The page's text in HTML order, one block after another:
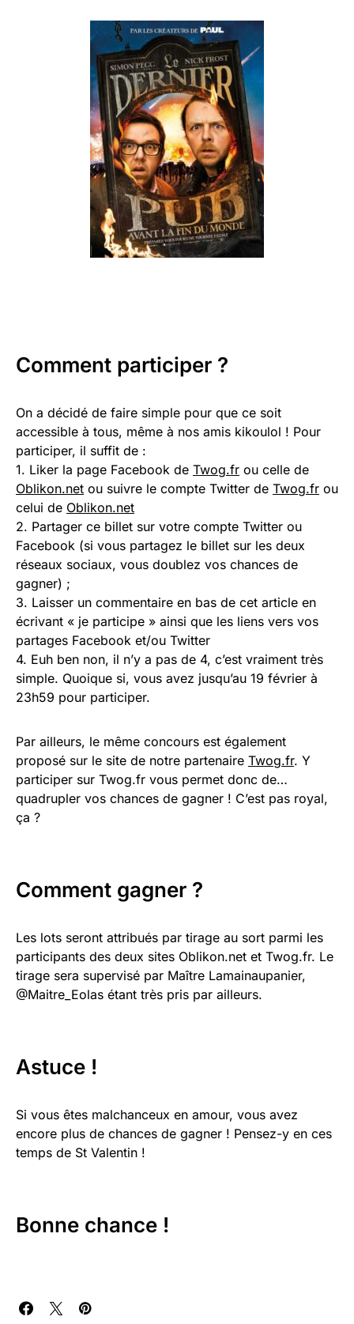
Comment participer ?
On a décidé de faire simple pour que ce soit
accessible à tous, même à nos amis kikoulol ! Pour
participer, il suffit de :
1. Liker la page Facebook de Twog.fr ou celle de
Oblikon.net ou suivre le compte Twitter de Twog.fr ou
celui de Oblikon.net
2. Partager ce billet sur votre compte Twitter ou
Facebook (si vous partagez le billet sur les deux
réseaux sociaux, vous doublez vos chances de
gagner) ;
3. Laisser un commentaire en bas de cet article en
écrivant « je participe » ainsi que les liens vers vos
partages Facebook et/ou Twitter
4. Euh ben non, il n’y a pas de 4, c’est vraiment très
simple. Quoique si, vous avez jusqu’au 19 février à
23h59 pour participer.
Par ailleurs, le même concours est également
proposé sur le site de notre partenaire Twog.fr. Y
participer sur Twog.fr vous permet donc de…
quadrupler vos chances de gagner ! C’est pas royal,
ça ?
Comment gagner ?
Les lots seront attribués par tirage au sort parmi les
participants des deux sites Oblikon.net et Twog.fr. Le
tirage sera supervisé par Maître Lamainaupanier,
@Maitre_Eolas étant très pris par ailleurs.
Astuce !
Si vous êtes malchanceux en amour, vous avez
encore plus de chances de gagner ! Pensez-y en ces
temps de St Valentin !
Bonne chance !